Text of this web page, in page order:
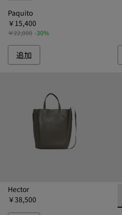
Paquito
￥15,400
￥22,000 -30%
追加
Hector
￥38,500